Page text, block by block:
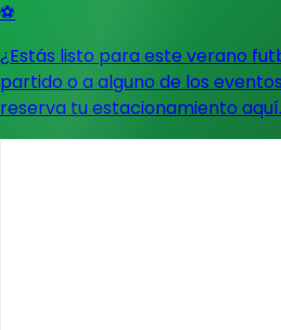
⚽
¿Estás listo para este verano
partido o a alguno de los
reserva tu estacionamiento aquí.